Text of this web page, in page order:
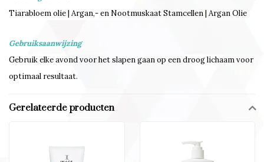
Tiarabloem olie | Argan,- en Nootmuskaat Stamcellen | Argan Olie
Gebruiksaanwijzing
Gebruik elke avond voor het slapen gaan op een droog lichaam voor
optimaal resultaat.
Gerelateerde producten